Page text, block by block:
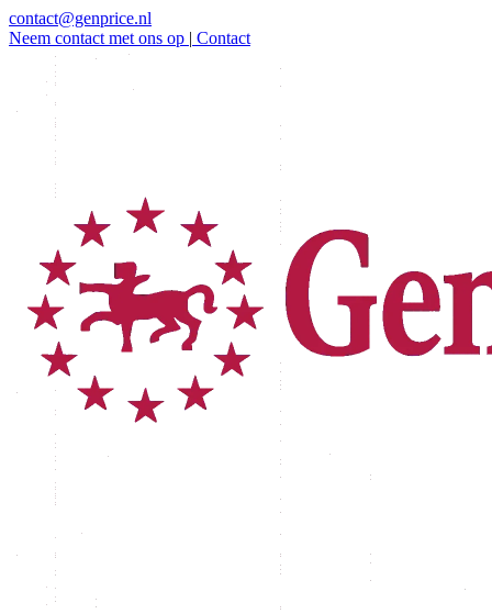
contact@genprice.nl
Neem contact met ons op | Contact